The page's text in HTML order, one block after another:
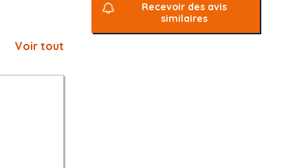
Voir tout
Recevoir des avis
similaires